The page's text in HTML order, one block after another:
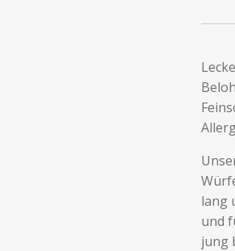
lang
und
jung